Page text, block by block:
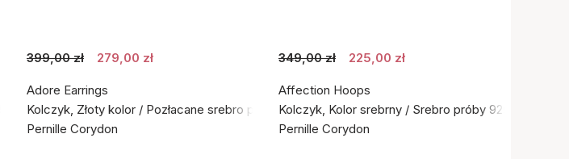
399,00 zł 279,00 zł
Adore Earrings
Kolczyk, Złoty kolor / Pozłacane srebro próby 925
Pernille Corydon
349,00 zł 225,00 zł
Affection Hoops
Kolczyk, Kolor srebrny / Srebro próby 925
Pernille Corydon